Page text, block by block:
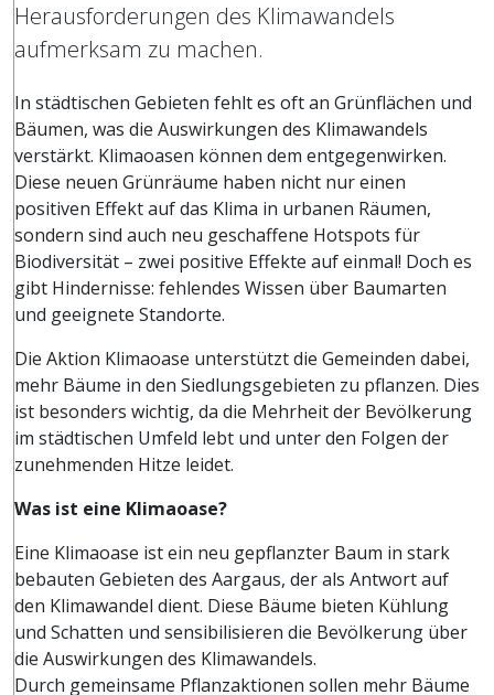
Herausforderungen des Klimawandels
aufmerksam zu machen.
In städtischen Gebieten fehlt es oft an Grünflächen und
Bäumen, was die Auswirkungen des Klimawandels
verstärkt. Klimaoasen können dem entgegenwirken.
Diese neuen Grünräume haben nicht nur einen
positiven Effekt auf das Klima in urbanen Räumen,
sondern sind auch neu geschaffene Hotspots für
Biodiversität – zwei positive Effekte auf einmal! Doch es
gibt Hindernisse: fehlendes Wissen über Baumarten
und geeignete Standorte.
Die Aktion Klimaoase unterstützt die Gemeinden dabei,
mehr Bäume in den Siedlungsgebieten zu pflanzen. Dies
ist besonders wichtig, da die Mehrheit der Bevölkerung
im städtischen Umfeld lebt und unter den Folgen der
zunehmenden Hitze leidet.
Was ist eine Klimaoase?
Eine Klimaoase ist ein neu gepflanzter Baum in stark
bebauten Gebieten des Aargaus, der als Antwort auf
den Klimawandel dient. Diese Bäume bieten Kühlung
und Schatten und sensibilisieren die Bevölkerung über
die Auswirkungen des Klimawandels.
Durch gemeinsame Pflanzaktionen sollen mehr Bäume